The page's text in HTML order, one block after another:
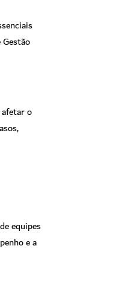
o
equipes
e a